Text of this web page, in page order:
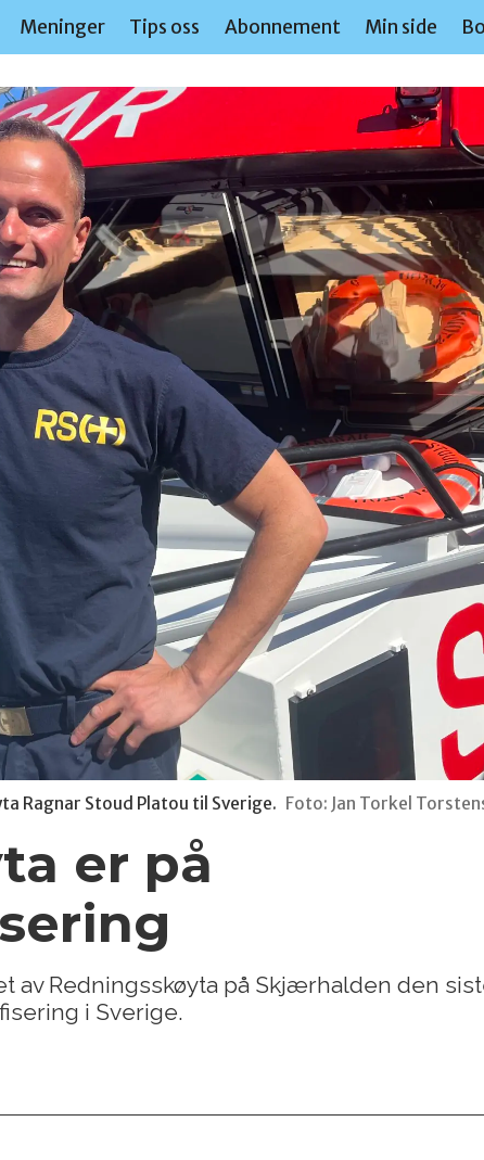
Meninger Tips oss Abonnement Min side
Ragnar Stoud Platou til Sverige. Foto: Jan Torkel
er på
av Redningsskøyta på Skjærhalden den
i Sverige.